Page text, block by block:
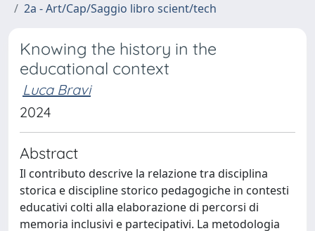
2a - Art/Cap/Saggio libro scient/tech
Knowing the history in the
educational context
Luca Bravi
2024
Abstract
Il contributo descrive la relazione tra disciplina
storica e discipline storico pedagogiche in contesti
educativi colti alla elaborazione di percorsi di
memoria inclusivi e partecipativi. La metodologia